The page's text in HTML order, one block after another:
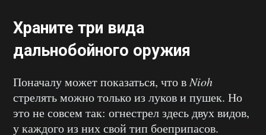
Храните три вида
дальнобойного оружия
Поначалу может показаться, что вNioh
стрелять можно только из луков и пушек. Но
это не совсем так: огнестрел здесь двух видов,
у каждого из них свой тип боеприпасов.